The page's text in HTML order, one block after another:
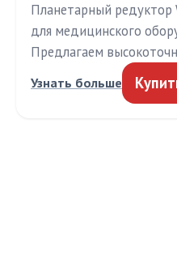
Планетарный редуктор
для медицинского
Предлагаем
Узнать больше